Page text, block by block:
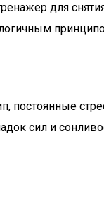
для
постоянные
сил и